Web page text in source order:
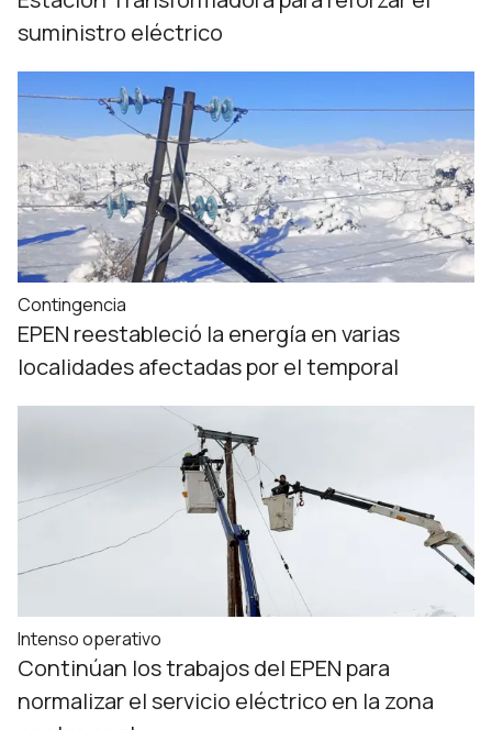
suministro eléctrico
Contingencia
EPEN reestableció la energía en varias
localidades afectadas por el temporal
Intenso operativo
Continúan los trabajos del EPEN para
normalizar el servicio eléctrico en la zona